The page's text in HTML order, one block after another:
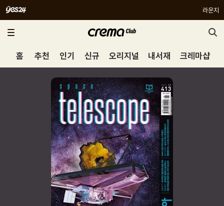
라운지
홈 추천 인기 신규 오리지널 내서재 크레마샵